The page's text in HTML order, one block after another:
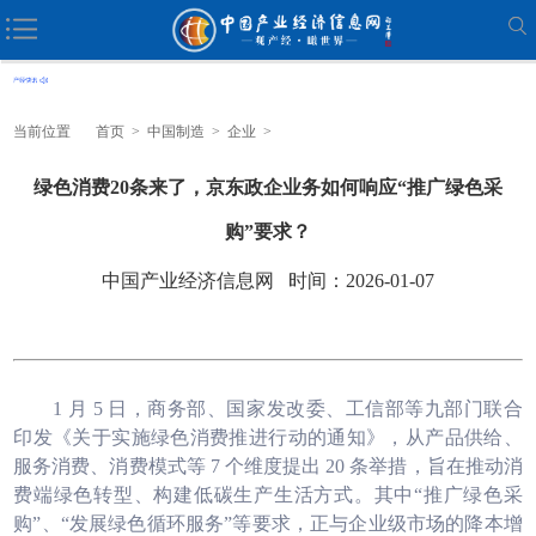
当前位置 首页 > 中国制造 > 企业 >
绿色消费20条来了，京东政企业务如何响应“推广绿色采
购”要求？
中国产业经济信息网 时间：2026-01-07
1 月 5 日，商务部、国家发改委、工信部等九部门联合
印发《关于实施绿色消费推进行动的通知》，从产品供给、
服务消费、消费模式等 7 个维度提出 20 条举措，旨在推动消
费端绿色转型、构建低碳生产生活方式。其中“推广绿色采
购”、“发展绿色循环服务”等要求，正与企业级市场的降本增